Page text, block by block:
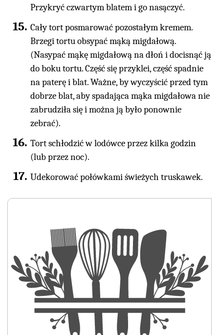
Przykryć czwartym blatem i go nasączyć.
Cały tort posmarować pozostałym kremem.
Brzegi tortu obsypać mąką migdałową.
(Nasypać mąkę migdałową na dłoń i docisnąć ją
do boku tortu. Część się przyklei, część spadnie
na paterę i blat. Ważne, by wyczyścić przed tym
dobrze blat, aby spadająca mąka migdałowa nie
zabrudziła się i można ją było ponownie
zebrać).
Tort schłodzić w lodówce przez kilka godzin
(lub przez noc).
Udekorować połówkami świeżych truskawek.